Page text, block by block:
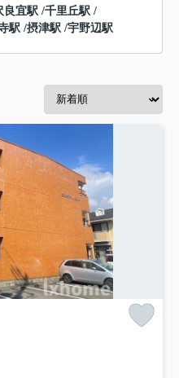
良宜駅 /千里丘駅 /
駅 /摂津駅 /宇野辺駅